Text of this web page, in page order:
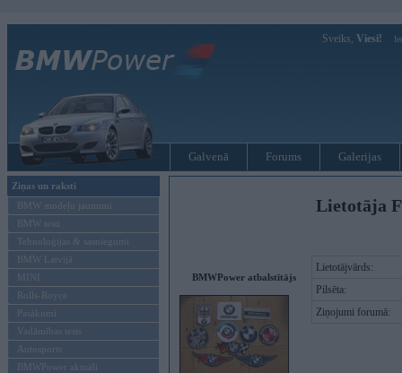
Sveiks, Viesi!
Galvenā Forums Galerijas
Ziņas un raksti
BMW modeļu jaunumi
BMW testi
Tehnoloģijas & sasniegumi
BMW Latvijā
MINI
Rolls-Royce
Pasākumi
Vadāmības tests
Autosports
BMWPower aktuāli
Lietotāja
BMWPower atbalstītājs
Lietotājvārds:
Pilsēta:
Ziņojumi forumā: